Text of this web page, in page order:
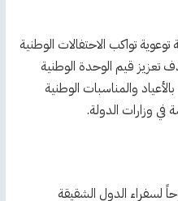
تواكب الاحتفالات الوطنية
قيم الوحدة الوطنية
‏والمناسبات الوطنية
وزارات الدولة.
لسفراء الدول الشقيقة